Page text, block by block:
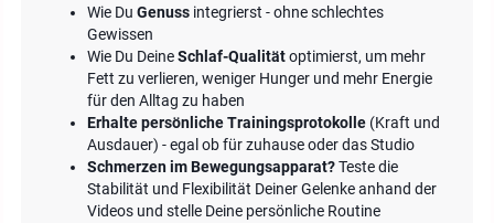
Wie Du Genuss integrierst - ohne schlechtes
Gewissen
Wie Du DeineSchlaf-Qualitätoptimierst, um mehr
Fett zu verlieren, weniger Hunger und mehr Energie
für den Alltag zu haben
Erhalte persönliche Trainingsprotokolle (Kraft und
Ausdauer) - egal ob für zuhause oder das Studio
Schmerzen im Bewegungsapparat?Teste die
Stabilität und Flexibilität Deiner Gelenke anhand der
Videos und stelle Deine persönliche Routine